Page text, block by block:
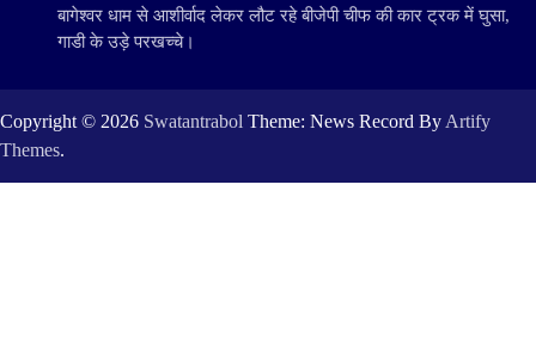
बागेश्वर धाम से आशीर्वाद लेकर लौट रहे बीजेपी चीफ की कार ट्रक में घुसा,
गाडी के उड़े परखच्चे।
Copyright © 2026 Swatantrabol Theme: News Record By Artify
Themes.